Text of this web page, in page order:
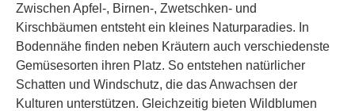
Zwischen Apfel-, Birnen-, Zwetschken- und
Kirschbäumen entsteht ein kleines Naturparadies. In
Bodennähe finden neben Kräutern auch verschiedenste
Gemüsesorten ihren Platz. So entstehen natürlicher
Schatten und Windschutz, die das Anwachsen der
Kulturen unterstützen. Gleichzeitig bieten Wildblumen